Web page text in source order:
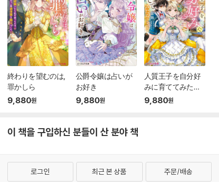
終わりを望むのは,
罪かしら
9,880원
公爵令孃は占いが
お好き
9,880원
人質王子を自分好
みに育ててみた
ら……
9,880원
이 책을 구입하신 분들이 산 분야 책
로그인 최근 본 상품 주문/배송